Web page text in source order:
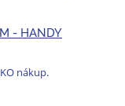
- HANDY
nákup.